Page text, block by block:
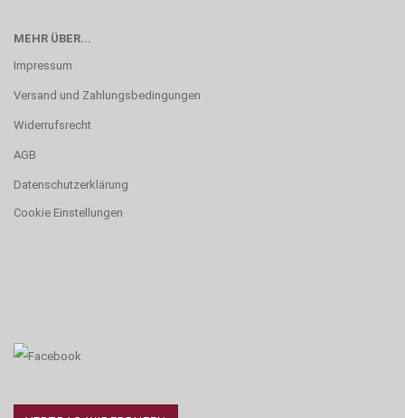
MEHR ÜBER...
Impressum
Versand und Zahlungsbedingungen
Widerrufsrecht
AGB
Datenschutzerklärung
Cookie Einstellungen